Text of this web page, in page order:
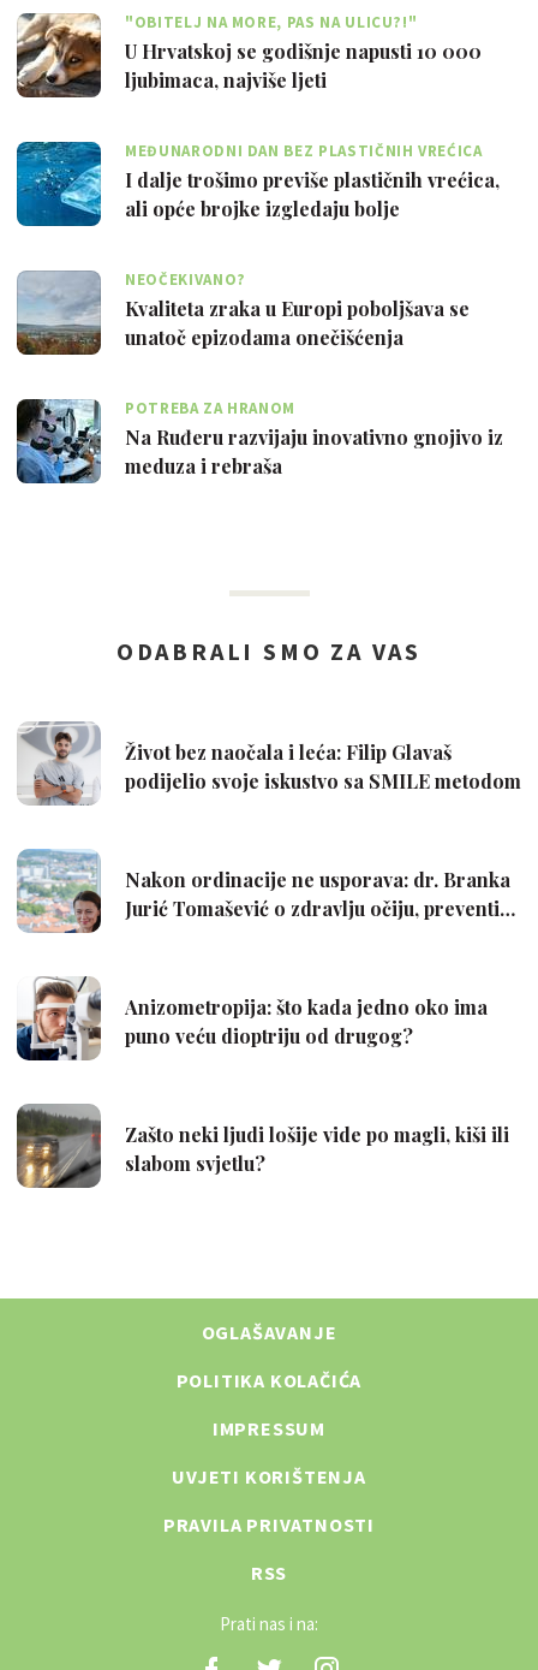
"OBITELJ NA MORE, PAS NA ULICU?!"
U Hrvatskoj se godišnje napusti 10 000
ljubimaca, najviše ljeti
MEĐUNARODNI DAN BEZ PLASTIČNIH VREĆICA
I dalje trošimo previše plastičnih vrećica,
ali opće brojke izgledaju bolje
NEOČEKIVANO?
Kvaliteta zraka u Europi poboljšava se
unatoč epizodama onečišćenja
POTREBA ZA HRANOM
Na Ruđeru razvijaju inovativno gnojivo iz
meduza i rebraša
OGLAŠAVANJE
POLITIKA KOLAČIĆA
IMPRESSUM
UVJETI KORIŠTENJA
PRAVILA PRIVATNOSTI
RSS
Prati nas i na: